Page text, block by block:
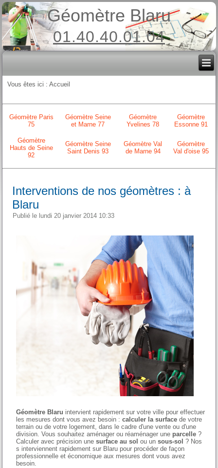
Géomètre Blaru
01.40.40.01.04
Vous êtes ici :Accueil
Géomètre Paris
75
Géomètre Seine
et Marne 77
Géomètre
Yvelines 78
Géomètre
Essonne 91
Géomètre
Hauts de Seine
92
Géomètre Seine
Saint Denis 93
Géomètre Val
de Marne 94
Géomètre
Val d'oise 95
Interventions de nos géomètres : à
Blaru
Publié le lundi 20 janvier 2014 10:33
Géomètre Blaru intervient rapidement sur votre ville pour effectuer
les mesures dont vous avez besoin :calculer la surface de votre
terrain ou de votre logement, dans le cadre d'une vente ou d'une
division. Vous souhaitez aménager ou réaménager une parcelle ?
Calculer avec précision unesurface au sol ou unsous-sol ? Nos
s interviennent rapidement sur Blaru pour procéder de façon
professionnelle et économique aux mesures dont vous avez
besoin.